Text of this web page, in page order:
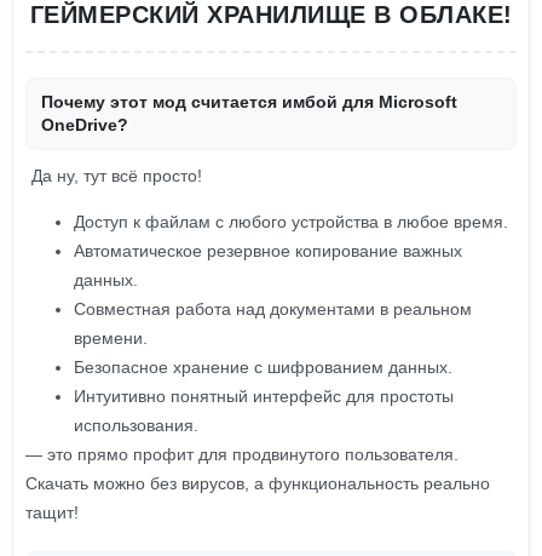
ГЕЙМЕРСКИЙ ХРАНИЛИЩЕ В ОБЛАКЕ!
Почему этот мод считается имбой для Microsoft
OneDrive?
Да ну, тут всё просто!
Доступ к файлам с любого устройства в любое время.
Автоматическое резервное копирование важных
данных.
Совместная работа над документами в реальном
времени.
Безопасное хранение с шифрованием данных.
Интуитивно понятный интерфейс для простоты
использования.
— это прямо профит для продвинутого пользователя.
Скачать можно без вирусов, а функциональность реально
тащит!